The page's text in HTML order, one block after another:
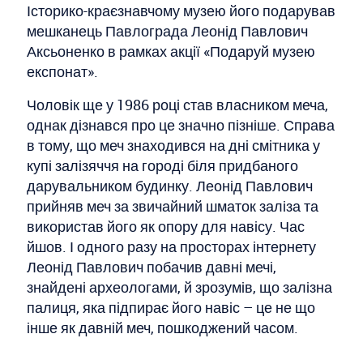
Історико-краєзнавчому музею його подарував
мешканець Павлограда Леонід Павлович
Аксьоненко в рамках акції «Подаруй музею
експонат».
Чоловік ще у 1986 році став власником меча,
однак дізнався про це значно пізніше. Справа
в тому, що меч знаходився на дні смітника у
купі залізяччя на городі біля придбаного
дарувальником будинку. Леонід Павлович
прийняв меч за звичайний шматок заліза та
використав його як опору для навісу. Час
йшов. І одного разу на просторах інтернету
Леонід Павлович побачив давні мечі,
знайдені археологами, й зрозумів, що залізна
палиця, яка підпирає його навіс – це не що
інше як давній меч, пошкоджений часом.